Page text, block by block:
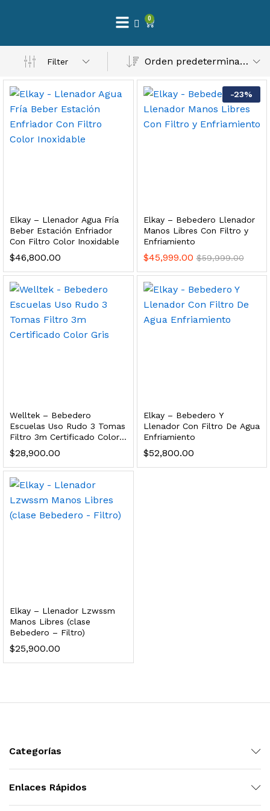
0
Filter Orden predeterminado
Elkay – Llenador Agua Fría
Beber Estación Enfriador
Con Filtro Color Inoxidable
$46,800.00
-23%
Elkay – Bebedero Llenador
Manos Libres Con Filtro y
Enfriamiento
$45,999.00 $59,999.00
Welltek – Bebedero
Escuelas Uso Rudo 3 Tomas
Filtro 3m Certificado Color
Gris
$28,900.00
Elkay – Bebedero Y
Llenador Con Filtro De Agua
Enfriamiento
$52,800.00
Elkay – Llenador Lzwssm
Manos Libres (clase
Bebedero – Filtro)
$25,900.00
Categorías
Enlaces Rápidos
– Máxima Calidad En Filtración
3,900.00
al carrito
al carrito
Esterilizador UV 25 Watts 4 Pines
999.00
al carrito
2,899.00
de Agua | Repuesto (con Polifosfatos)
SS304 Natural Cepillado | Agua Purificada
699.00
Leer más